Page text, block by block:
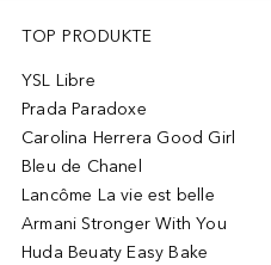
TOP PRODUKTE
YSL Libre
Prada Paradoxe
Carolina Herrera Good Girl
Bleu de Chanel
Lancôme La vie est belle
Armani Stronger With You
Huda Beuaty Easy Bake